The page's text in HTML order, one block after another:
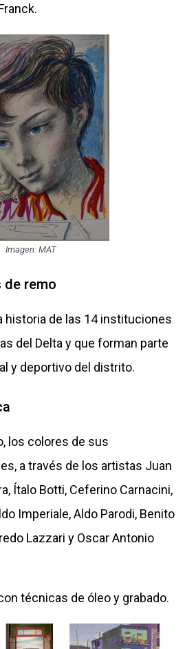
Imagen: MAT
de remo
historia de las 14 instituciones
del Delta y que forman parte
y deportivo del distrito.
los colores de sus
a través de los artistas Juan
Ítalo Botti, Ceferino Carnacini,
Imperiale, Aldo Parodi, Benito
Lazzari y Oscar Antonio
técnicas de óleo y grabado.